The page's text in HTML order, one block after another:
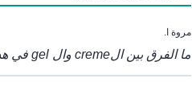
مروة ا.
ما الفرق بين الcreme وال gel في هذا الغسول ؟